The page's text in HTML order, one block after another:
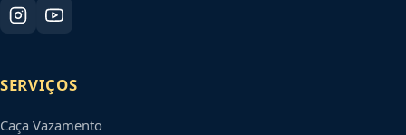
SERVIÇOS
Caça Vazamento